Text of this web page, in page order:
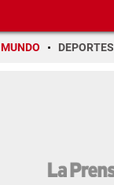
MUNDO DEPORTES